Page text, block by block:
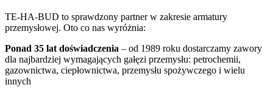
TE-HA-BUD to sprawdzony partner w zakresie armatury
przemysłowej. Oto co nas wyróżnia:
Ponad 35 lat doświadczenia – od 1989 roku dostarczamy zawory
dla najbardziej wymagających gałęzi przemysłu: petrochemii,
gazownictwa, ciepłownictwa, przemysłu spożywczego i wielu
innych